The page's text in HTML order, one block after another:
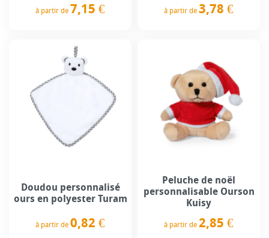
à partir de 7,15 € à partir de 3,78 €
Doudou personnalisé
ours en polyester Turam
à partir de 0,82 €
Peluche de noël
personnalisable Ourson
Kuisy
à partir de 2,85 €